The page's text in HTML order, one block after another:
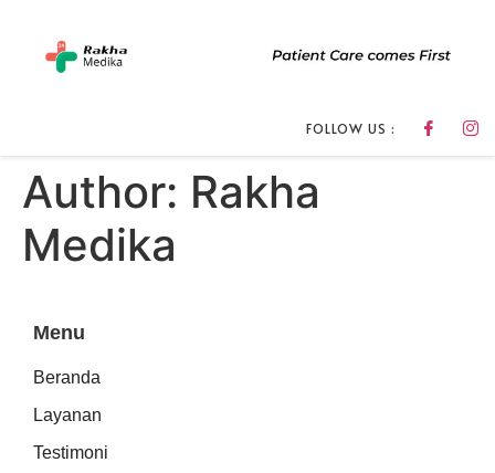
FOLLOW US :
Author: Rakha
Medika
Menu
Beranda
Layanan
Testimoni